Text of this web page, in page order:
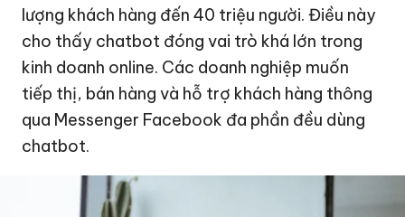
lượng khách hàng đến 40 triệu người. Điều này
cho thấy chatbot đóng vai trò khá lớn trong
kinh doanh online. Các doanh nghiệp muốn
tiếp thị, bán hàng và hỗ trợ khách hàng thông
qua Messenger Facebook đa phần đều dùng
chatbot.